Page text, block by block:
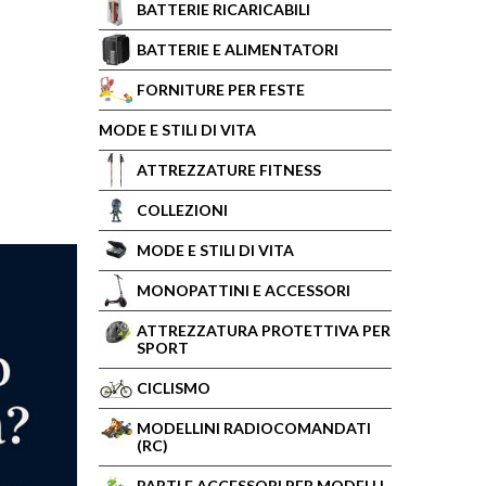
BATTERIE RICARICABILI
BATTERIE E ALIMENTATORI
FORNITURE PER FESTE
MODE E STILI DI VITA
ATTREZZATURE FITNESS
COLLEZIONI
MODE E STILI DI VITA
MONOPATTINI E ACCESSORI
ATTREZZATURA PROTETTIVA PER
SPORT
CICLISMO
MODELLINI RADIOCOMANDATI
(RC)